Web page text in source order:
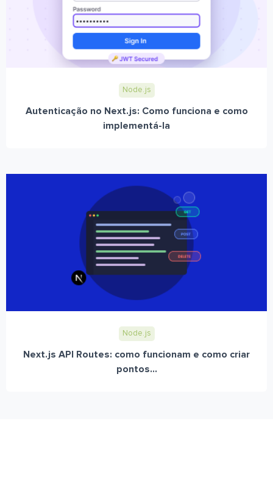
Node.js
Autenticação no Next.js: Como funciona e como
implementá-la
Node.js
Next.js API Routes: como funcionam e como criar
pontos...